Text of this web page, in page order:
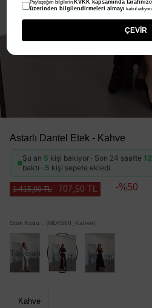
Astarlı Dantel Etek - Kahve
Şu an 5 kişi bakıyor · Son 24 saatte
baktı · 5 kişi sepete ekledi
1.415,00 TL 707,50 TL 50
Stok Kodu (MD4560_Kahve)
Tükendi
Kahve
Paylaştığım bilgilerin KVKK kapsamında
üzerinden bilgilendirmeleri almayı kabul
ÇEVİR